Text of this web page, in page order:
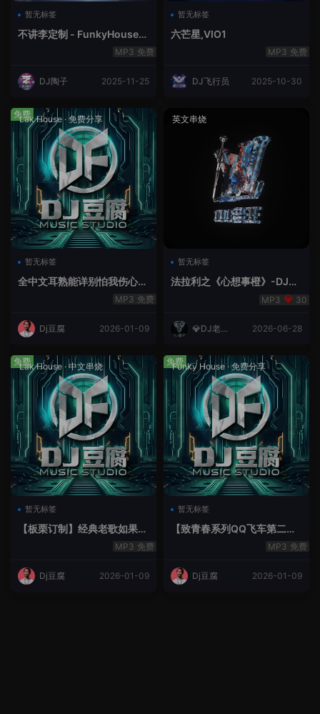
暂无标签
不讲李定制 - FunkyHouse全
免费
DJ陶子 2025-11-25
暂无标签
六芒星,VIO1
免费
DJ飞行员 2025-10-30
Lak House · 免费分享
暂无标签
全中文耳熟能详别怕我伤心
爱的代价lakHouse专辑v59R
免费
Dj豆腐 2026-01-09
免费 英文串烧
暂无标签
法拉利之《心想事橙》-DJ老
30
💎DJ老王
2026-06-28
Lak House · 中文串烧
暂无标签
【板栗订制】经典老歌如果最
后不是你House Lak串烧弹免费
Dj豆腐 2026-01-09
免费 Funky House ·免费分享
暂无标签
【致青春系列QQ飞车第二季
免费
Dj豆腐 2026-01-09
免费